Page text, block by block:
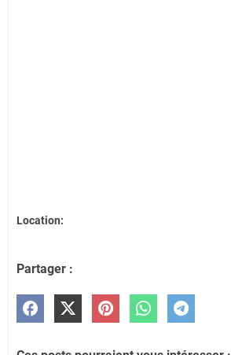
Location:
Partager :